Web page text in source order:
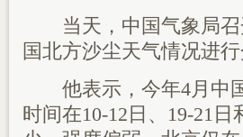
当天，中国气象局召
国北方沙尘天气情况进行
他表示，今年4月中国
时间在10-12日、19-21